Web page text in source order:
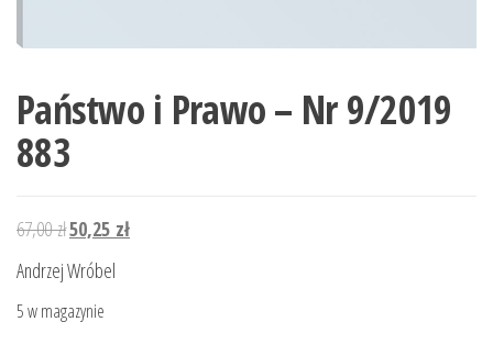
Państwo i Prawo – Nr 9/2019
883
67,00złPierwotna
cena
67,00 zł.
50,25 złAktualna
Andrzej Wróbel
5 w magazynie